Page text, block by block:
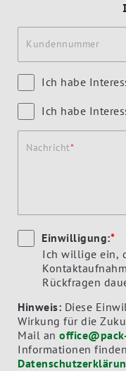
Kundennummer
Ich habe
Ich habe
Nachricht
Einwilligung:*
Ich willige ein,
Rückfragen
Hinweis: Diese
Wirkung für die
Mail an
Informationen